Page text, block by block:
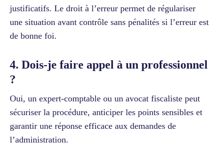
justificatifs. Le droit à l’erreur permet de régulariser
une situation avant contrôle sans pénalités si l’erreur est
de bonne foi.
4. Dois-je faire appel à un professionnel
?
Oui, un expert-comptable ou un avocat fiscaliste peut
sécuriser la procédure, anticiper les points sensibles et
garantir une réponse efficace aux demandes de
l’administration.